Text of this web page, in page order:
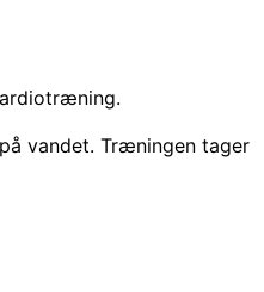
vandet. Træningen tager